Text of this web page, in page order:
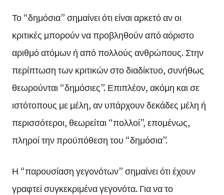
Το “δημόσια” σημαίνει ότι είναι αρκετό αν οι
κριτικές μπορούν να προβληθούν από αόριστο
αριθμό ατόμων ή από πολλούς ανθρώπους. Στην
περίπτωση των κριτικών στο διαδίκτυο, συνήθως
θεωρούνται “δημόσιες”. Επιπλέον, ακόμη και σε
ιστότοπους με μέλη, αν υπάρχουν δεκάδες μέλη ή
περισσότεροι, θεωρείται “πολλοί”, επομένως,
πληροί την προϋπόθεση του “δημόσια”.
Η “παρουσίαση γεγονότων” σημαίνει ότι έχουν
γραφτεί συγκεκριμένα γεγονότα. Για να το